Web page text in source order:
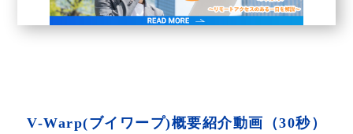
V-Warp(ブイワープ)概要紹介動画（30秒）